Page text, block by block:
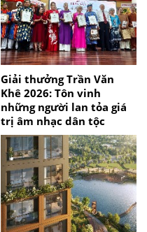
Giải thưởng Trần Văn
Khê 2026: Tôn vinh
những người lan tỏa giá
trị âm nhạc dân tộc